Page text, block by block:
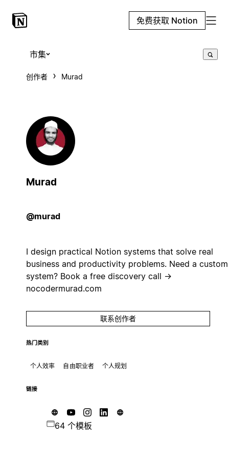
免费获取 Notion
市集
创作者 Murad
Murad
@murad
I design practical Notion systems that solve real
business and productivity problems. Need a custom
system? Book a free discovery call →
nocodermurad.com
联系创作者
热门类别
个人效率 自由职业者 个人规划
链接
64 个模板